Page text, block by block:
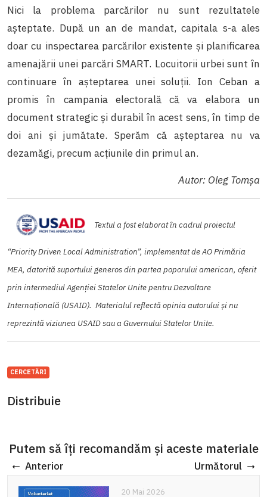
Nici la problema parcărilor nu sunt rezultatele
așteptate. După un an de mandat, capitala s-a ales
doar cu inspectarea parcărilor existente și planificarea
amenajării unei parcări SMART. Locuitorii urbei sunt în
continuare în așteptarea unei soluții. Ion Ceban a
promis în campania electorală că va elabora un
document strategic și durabil în acest sens, în timp de
doi ani și jumătate. Sperăm că așteptarea nu va
dezamăgi, precum acțiunile din primul an.
Autor: Oleg Tomșa
Textul a fost elaborat în cadrul proiectul
“Priority Driven Local Administration”, implementat de AO Primăria
MEA, datorită suportului generos din partea poporului american, oferit
prin intermediul Agenției Statelor Unite pentru Dezvoltare
Internațională (USAID). Materialul reflectă opinia autorului și nu
reprezintă viziunea USAID sau a Guvernului Statelor Unite.
CERCETĂRI
Distribuie
Putem să îți recomandăm și aceste materiale
Anterior Următorul
20 Mai 2026